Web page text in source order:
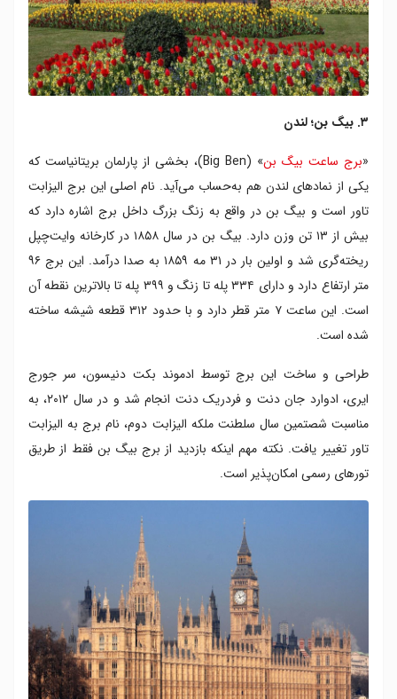
۳. بیگ بن؛ لندن
«برج ساعت بیگ بن
» (Big Ben)، بخشی از پارلمان بریتانیاست که
یکی از نمادهای لندن هم به‌حساب می‌آید. نام اصلی این برج الیزابت
تاور است و بیگ بن در واقع به زنگ بزرگ داخل برج اشاره دارد که
بیش از ۱۳ تن وزن دارد. بیگ بن در سال ۱۸۵۸ در کارخانه وایت‌چپل
ریخته‌گری شد و اولین بار در ۳۱ مه ۱۸۵۹ به صدا درآمد. این برج ۹۶
متر ارتفاع دارد و دارای ۳۳۴ پله تا زنگ و ۳۹۹ پله تا بالاترین نقطه آن
است. این ساعت ۷ متر قطر دارد و با حدود ۳۱۲ قطعه شیشه ساخته
شده است.
طراحی و ساخت این برج توسط ادموند بکت دنیسون، سر جورج
ایری، ادوارد جان دنت و فردریک دنت انجام شد و در سال ۲۰۱۲، به
مناسبت شصتمین سال سلطنت ملکه الیزابت دوم، نام برج به الیزابت
تاور تغییر یافت. نکته مهم اینکه بازدید از برج بیگ بن فقط از طریق
تورهای رسمی امکان‌پذیر است.